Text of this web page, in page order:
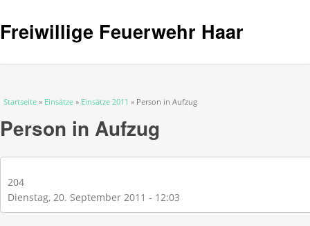
Freiwillige Feuerwehr Haar
Sie sind hier
Startseite » Einsätze » Einsätze 2011 » Person in Aufzug
Person in Aufzug
204
Dienstag, 20. September 2011 - 12:03